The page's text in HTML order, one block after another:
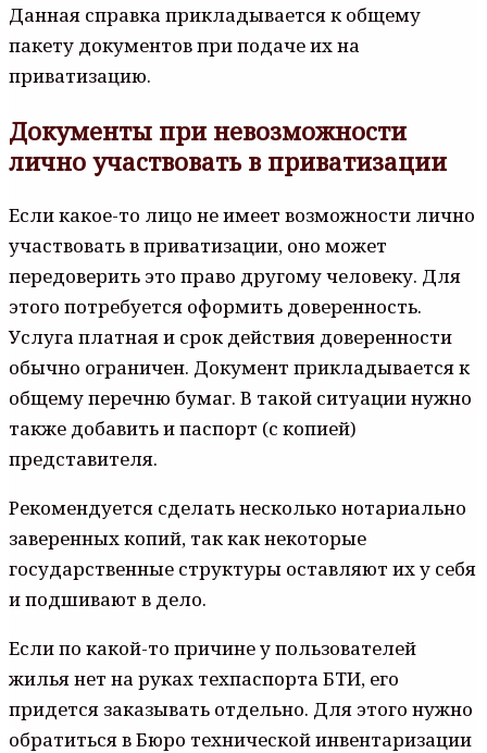
Данная справка прикладывается к общему
пакету документов при подаче их на
приватизацию.
Документы при невозможности
лично участвовать в приватизации
Если какое-то лицо не имеет возможности лично
участвовать в приватизации, оно может
передоверить это право другому человеку. Для
этого потребуется оформить доверенность.
Услуга платная и срок действия доверенности
обычно ограничен. Документ прикладывается к
общему перечню бумаг. В такой ситуации нужно
также добавить и паспорт (с копией)
представителя.
Рекомендуется сделать несколько нотариально
заверенных копий, так как некоторые
государственные структуры оставляют их у себя
и подшивают в дело.
Если по какой-то причине у пользователей
жилья нет на руках техпаспорта БТИ, его
придется заказывать отдельно. Для этого нужно
обратиться в Бюро технической инвентаризации